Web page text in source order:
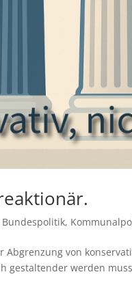
Bundespolitik,
Abgrenzung von
gestaltender werden